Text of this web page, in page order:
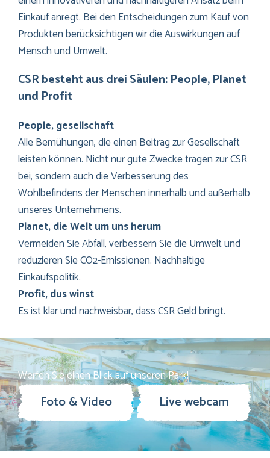
Einkauf anregt. Bei den Entscheidungen zum Kauf von
Produkten berücksichtigen wir die Auswirkungen auf
Mensch und Umwelt.
CSR besteht aus drei Säulen: People, Planet
und Profit
People, gesellschaft
Alle Bemühungen, die einen Beitrag zur Gesellschaft
leisten können. Nicht nur gute Zwecke tragen zur CSR
bei, sondern auch die Verbesserung des
Wohlbefindens der Menschen innerhalb und außerhalb
unseres Unternehmens.
Planet, die Welt um uns herum
Vermeiden Sie Abfall, verbessern Sie die Umwelt und
reduzieren Sie CO2-Emissionen. Nachhaltige
Einkaufspolitik.
Profit, dus winst
Es ist klar und nachweisbar, dass CSR Geld bringt.
Werfen Sie einen Blick auf unseren Park!
Foto & Video Live webcam